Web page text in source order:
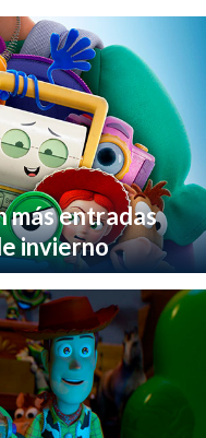
más entradas
invierno